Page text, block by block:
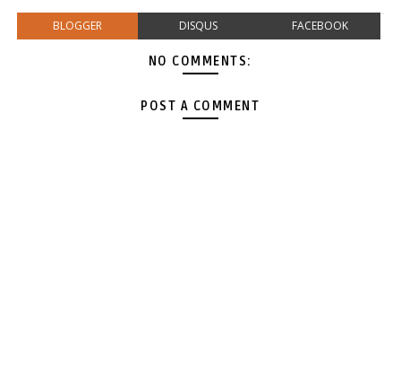
BLOGGER DISQUS FACEBOOK
NO COMMENTS:
POST A COMMENT